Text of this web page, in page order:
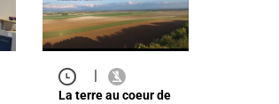
La terre au coeur de